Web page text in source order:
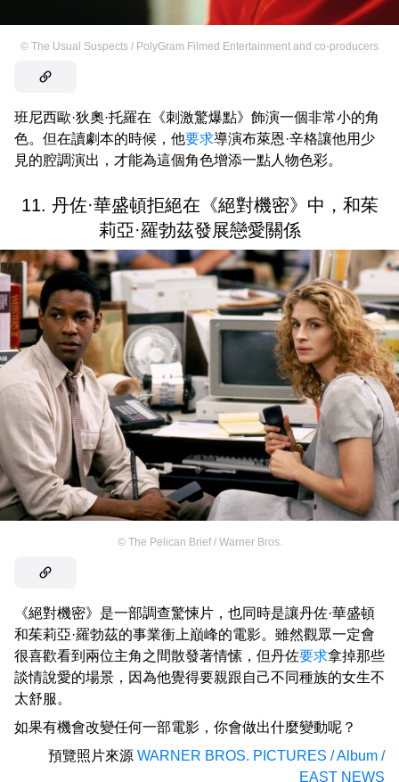
© The Usual Suspects / PolyGram Filmed Entertainment and co-producers
班尼西歐·狄奧·托羅在《刺激驚爆點》飾演一個非常小的角
色。但在讀劇本的時候，他要求導演布萊恩·辛格讓他用少
見的腔調演出，才能為這個角色增添一點人物色彩。
11. 丹佐·華盛頓拒絕在《絕對機密》中，和茱
莉亞·羅勃茲發展戀愛關係
© The Pelican Brief / Warner Bros.
《絕對機密》是一部調查驚悚片，也同時是讓丹佐·華盛頓
和茱莉亞·羅勃茲的事業衝上巔峰的電影。雖然觀眾一定會
很喜歡看到兩位主角之間散發著情愫，但丹佐要求拿掉那些
談情說愛的場景，因為他覺得要親跟自己不同種族的女生不
太舒服。
如果有機會改變任何一部電影，你會做出什麼變動呢？
預覽照片來源 WARNER BROS. PICTURES / Album /
EAST NEWS